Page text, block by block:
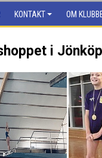
KONTAKT OM
i